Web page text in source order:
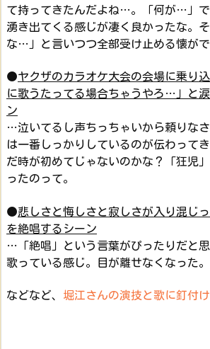
て持ってきたんだよね…。「何が…」
湧き出てくる感じが凄く良かったな。
な…」と言いつつ全部受け止める懐が
●ヤクザのカラオケ大会の会場に乗り
に歌うたってる場合ちゃうやろ…」と
ン
…泣いてるし声ちっちゃいから頼りな
は一番しっかりしているのが伝わって
だ時が初めてじゃないのかな？「狂児
ったのって。
●悲しさと悔しさと寂しさが入り混じ
を絶唱するシーン
…「絶唱」という言葉がぴったりだと
歌っている感じ。目が離せなくなった。
などなど、 堀江さんの演技と歌に釘付